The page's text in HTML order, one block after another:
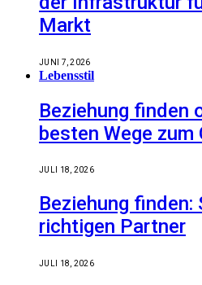
Markt
JUNI 7, 2026
Lebensstil
Beziehung finden
besten Wege zum
JULI 18, 2026
Beziehung
richtigen Partner
JULI 18, 2026